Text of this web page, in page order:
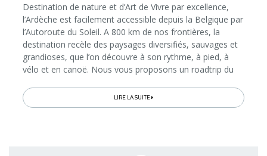
Destination de nature et d’Art de Vivre par excellence,
l’Ardèche est facilement accessible depuis la Belgique par
l’Autoroute du Soleil. A 800 km de nos frontières, la
destination recèle des paysages diversifiés, sauvages et
grandioses, que l’on découvre à son rythme, à pied, à
vélo et en canoë. Nous vous proposons un roadtrip du
département...
LIRE LA SUITE